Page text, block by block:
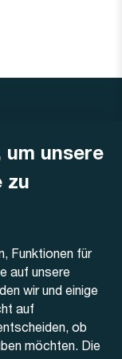
um unsere
zu
Funktionen für
auf unsere
wir und einige
auf
ob
möchten. Die